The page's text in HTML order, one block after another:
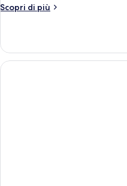
Scopri di più
Altri